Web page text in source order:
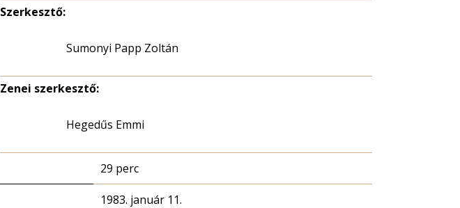
Szerkesztő:
Sumonyi Papp Zoltán
Zenei szerkesztő:
Hegedűs Emmi
29 perc
1983. január 11.